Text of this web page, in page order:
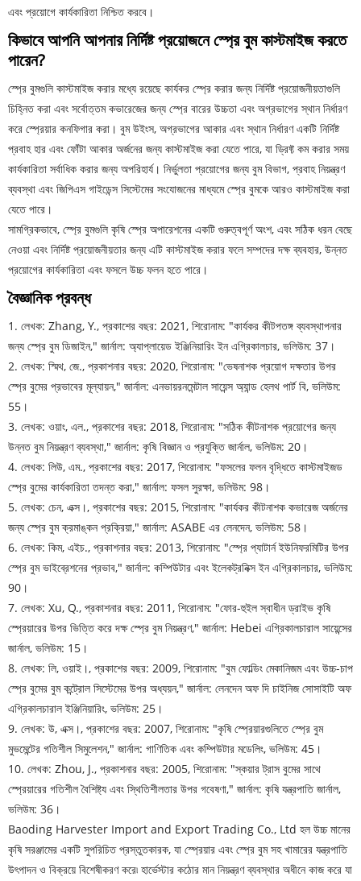
এবং প্রয়োগে কার্যকারিতা নিশ্চিত করবে।
কিভাবে আপনি আপনার নির্দিষ্ট প্রয়োজনে স্প্রে বুম কাস্টমাইজ করতে
পারেন?
স্প্রে বুমগুলি কাস্টমাইজ করার মধ্যে রয়েছে কার্যকর স্প্রে করার জন্য নির্দিষ্ট প্রয়োজনীয়তাগুলি
চিহ্নিত করা এবং সর্বোত্তম কভারেজের জন্য স্প্রে বারের উচ্চতা এবং অগ্রভাগের স্থান নির্ধারণ
করে স্প্রেয়ার কনফিগার করা। বুম উইংস, অগ্রভাগের আকার এবং স্থান নির্ধারণ একটি নির্দিষ্ট
প্রবাহ হার এবং ফোঁটা আকার অর্জনের জন্য কাস্টমাইজ করা যেতে পারে, যা ড্রিফ্ট কম করার সময়
কার্যকারিতা সর্বাধিক করার জন্য অপরিহার্য। নির্ভুলতা প্রয়োগের জন্য বুম বিভাগ, প্রবাহ নিয়ন্ত্রণ
ব্যবস্থা এবং জিপিএস গাইডেন্স সিস্টেমের সংযোজনের মাধ্যমে স্প্রে বুমকে আরও কাস্টমাইজ করা
যেতে পারে।
সামগ্রিকভাবে, স্প্রে বুমগুলি কৃষি স্প্রে অপারেশনের একটি গুরুত্বপূর্ণ অংশ, এবং সঠিক ধরন বেছে
নেওয়া এবং নির্দিষ্ট প্রয়োজনীয়তার জন্য এটি কাস্টমাইজ করার ফলে সম্পদের দক্ষ ব্যবহার, উন্নত
প্রয়োগের কার্যকারিতা এবং ফসলে উচ্চ ফলন হতে পারে।
বৈজ্ঞানিক প্রবন্ধ
1. লেখক: Zhang, Y., প্রকাশের বছর: 2021, শিরোনাম: "কার্যকর কীটপতঙ্গ ব্যবস্থাপনার
জন্য স্প্রে বুম ডিজাইন," জার্নাল: অ্যাপ্লায়েড ইঞ্জিনিয়ারিং ইন এগ্রিকালচার, ভলিউম: 37।
2. লেখক: স্মিথ, জে., প্রকাশনার বছর: 2020, শিরোনাম: "ভেষনাশক প্রয়োগ দক্ষতার উপর
স্প্রে বুমের প্রভাবের মূল্যায়ন," ​​জার্নাল: এনভায়রনমেন্টাল সায়েন্স অ্যান্ড হেলথ পার্ট বি, ভলিউম:
55।
3. লেখক: ওয়াং, এল., প্রকাশের বছর: 2018, শিরোনাম: "সঠিক কীটনাশক প্রয়োগের জন্য
উন্নত বুম নিয়ন্ত্রণ ব্যবস্থা," জার্নাল: কৃষি বিজ্ঞান ও প্রযুক্তি জার্নাল, ভলিউম: 20।
4. লেখক: লিউ, এম., প্রকাশের বছর: 2017, শিরোনাম: "ফসলের ফলন বৃদ্ধিতে কাস্টমাইজড
স্প্রে বুমের কার্যকারিতা তদন্ত করা," জার্নাল: ফসল সুরক্ষা, ভলিউম: 98।
5. লেখক: চেন, এক্স।, প্রকাশের বছর: 2015, শিরোনাম: "কার্যকর কীটনাশক কভারেজ অর্জনের
জন্য স্প্রে বুম ক্রমাঙ্কন প্রক্রিয়া," জার্নাল: ASABE এর লেনদেন, ভলিউম: 58।
6. লেখক: কিম, এইচ., প্রকাশনার বছর: 2013, শিরোনাম: "স্প্রে প্যাটার্ন ইউনিফরমিটির উপর
স্প্রে বুম ভাইব্রেশনের প্রভাব," জার্নাল: কম্পিউটার এবং ইলেকট্রনিক্স ইন এগ্রিকালচার, ভলিউম:
90।
7. লেখক: Xu, Q., প্রকাশনার বছর: 2011, শিরোনাম: "ফোর-হুইল স্বাধীন ড্রাইভ কৃষি
স্প্রেয়ারের উপর ভিত্তি করে দক্ষ স্প্রে বুম নিয়ন্ত্রণ," জার্নাল: Hebei এগ্রিকালচারাল সায়েন্সের
জার্নাল, ভলিউম: 15।
8. লেখক: লি, ওয়াই।, প্রকাশের বছর: 2009, শিরোনাম: "বুম ফোল্ডিং মেকানিজম এবং উচ্চ-চাপ
স্প্রে বুমের বুম কন্ট্রোল সিস্টেমের উপর অধ্যয়ন," ​​জার্নাল: লেনদেন অফ দি চাইনিজ সোসাইটি অফ
এগ্রিকালচারাল ইঞ্জিনিয়ারিং, ভলিউম: 25।
9. লেখক: উ, এক্স।, প্রকাশের বছর: 2007, শিরোনাম: "কৃষি স্প্রেয়ারগুলিতে স্প্রে বুম
মুভমেন্টের গতিশীল সিমুলেশন," জার্নাল: গাণিতিক এবং কম্পিউটার মডেলিং, ভলিউম: 45।
10. লেখক: Zhou, J., প্রকাশনার বছর: 2005, শিরোনাম: "স্কয়ার ট্রাস বুমের সাথে
স্প্রেয়ারের গতিশীল বৈশিষ্ট্য এবং স্থিতিশীলতার উপর গবেষণা," জার্নাল: কৃষি যন্ত্রপাতি জার্নাল,
ভলিউম: 36।
Baoding Harvester Import and Export Trading Co., Ltd হল উচ্চ মানের
কৃষি সরঞ্জামের একটি সুপরিচিত প্রস্তুতকারক, যা স্প্রেয়ার এবং স্প্রে বুম সহ খামারের যন্ত্রপাতি
উৎপাদন ও বিক্রয়ে বিশেষীকরণ করে৷ হার্ভেস্টার কঠোর মান নিয়ন্ত্রণ ব্যবস্থার অধীনে কাজ করে যা